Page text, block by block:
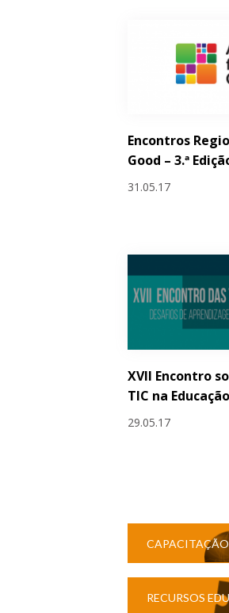
Encontros
Good – 3.ª
31.05.17
XVII Encontro
TIC na Educação
29.05.17
RECURSOS